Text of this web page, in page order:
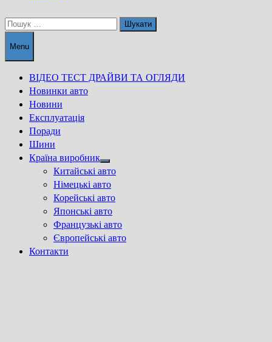
Пошук:
Menu
ВІДЕО ТЕСТ ДРАЙВИ ТА ОГЛЯДИ
Новинки авто
Новини
Експлуатація
Поради
Шини
Країна виробник
Show
sub
menu
Китайські авто
Німецькі авто
Корейські авто
Японські авто
Французькі авто
Європейські авто
Контакти